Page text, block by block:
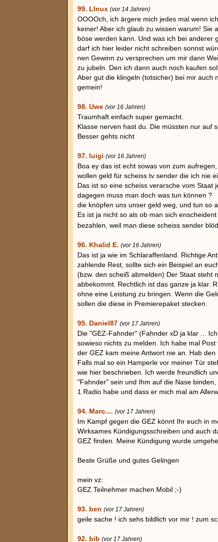
99. LInux (vor 14 Jahren)
OOOOch, ich ärgere mich jedes mal wenn
keiner! Aber ich glaub zu wissen warum! Sie
böse werden kann. Und was ich bei anderer
darf ich hier leider nicht schreiben sonnst
nen Gewinn zu versprechen um mir dann
zu jubeln. Den ich dann auch noch kaufen
Aber gut die klingeln (totsicher) bei mir auch
gemein!
98. Uwe (vor 16 Jahren)
Traumhaft einfach super gemacht.
Klasse nerven hast du. Die müssten nur auf
Besser gehts nicht
97. luigi (vor 16 Jahren)
Boa ey das ist echt sowas von zum aufregen,
wollen geld für scheiss tv sender die ich nie
Das ist so eine scheiss verarsche vom Staat
dagegen muss man doch was tun können ?
die knöpfen uns unser geld weg, und tun so
Es ist ja nicht so als ob man sich
bezahlen, weil man diese scheiss sender
96. Khalid E. (vor 16 Jahren)
Das ist ja wie im Schlaraffenland. Richtige
zahlende Rest, sollte sich ein Beispiel an
(bzw. den scheiß abmelden) Der Staat steht
abbekommt. Rechtlich ist das ganze ja klar.
ohne eine Leistung zu bringen. Wenn die
sollen die diese in Premierepaket stecken.
95. Daniel87 (vor 17 Jahren)
Die "GEZ-Fahnder" (Fahnder xD ja klar ...
sowieso nichts zu melden. Ich habe mal
der GEZ kam meine Antwort nie an. Hab
Falls mal so ein Hamperle vor meiner Tür
wie hier beschrieben. Ich werde freundlich
"Fahnder" sein und Ihm auf die Nase
1 Radio habe und dass er mich mal am
94. Marc.... (vor 17 Jahren)
Im Kampf gegen die GEZ könnt Ihr euch in
Wirksames Kündigungsschreiben und auch
GEZ finden. Meine Kündigung wurde
Beste Grüße und gutes Gelingen
mein vz:
GEZ Teilnehmer machen Mobil ;-)
93. ben (vor 17 Jahren)
geile sache ! ich sehs bildlich vor mir ! zum
92. bib (vor 17 Jahren)